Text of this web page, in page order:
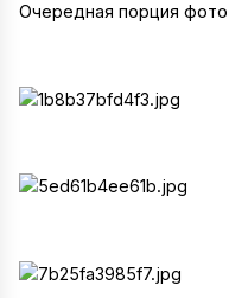
Очередная порция